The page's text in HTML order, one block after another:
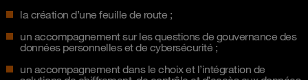
la création d’une feuille de route ;
un accompagnement sur les questions de gouvernance des
données personnelles et de cybersécurité ;
un accompagnement dans le choix et l’intégration de